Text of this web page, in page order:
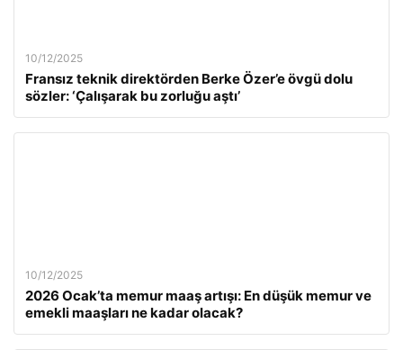
10/12/2025
Fransız teknik direktörden Berke Özer’e övgü dolu
sözler: ‘Çalışarak bu zorluğu aştı’
10/12/2025
2026 Ocak’ta memur maaş artışı: En düşük memur ve
emekli maaşları ne kadar olacak?